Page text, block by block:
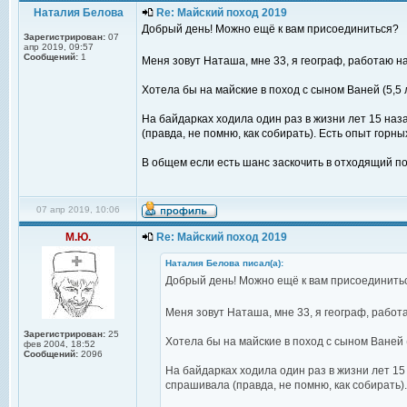
Наталия Белова
Зарегистрирован: 07
апр 2019, 09:57
Сообщений: 1
Re: Майский поход 2019
Добрый день! Можно ещё к вам присоединиться?
Меня зовут Наташа, мне 33, я географ, работаю
Хотела бы на майские в поход с сыном Ваней (5,5
На байдарках ходила один раз в жизни лет 15
(правда, не помню, как собирать). Есть опыт
В общем если есть шанс заскочить в отходящий
07 апр 2019, 10:06
М.Ю.
Зарегистрирован: 25
фев 2004, 18:52
Сообщений: 2096
Re: Майский поход 2019
Наталия Белова писал(а):
Добрый день! Можно ещё к вам
Меня зовут Наташа, мне 33, я географ,
Хотела бы на майские в поход с сыном Ваней
На байдарках ходила один раз в жизни лет
спрашивала (правда, не помню, как